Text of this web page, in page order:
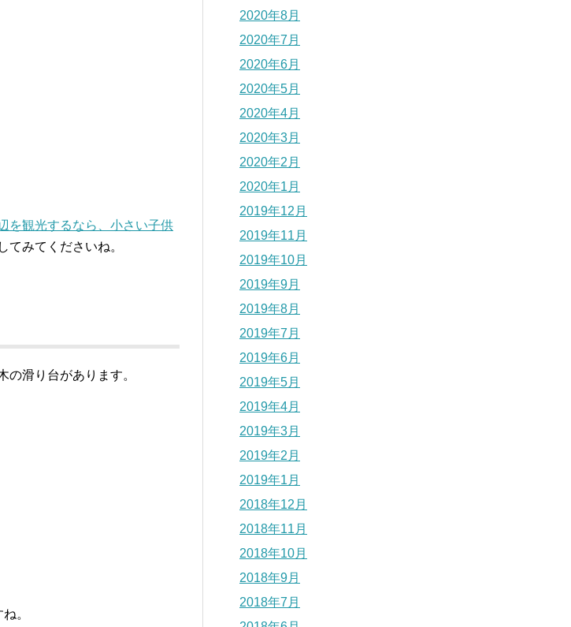
を観光するなら、小さい子供
てみてくださいね。
滑り台があります。
。
2020年8月
2020年7月
2020年6月
2020年5月
2020年4月
2020年3月
2020年2月
2020年1月
2019年12月
2019年11月
2019年10月
2019年9月
2019年8月
2019年7月
2019年6月
2019年5月
2019年4月
2019年3月
2019年2月
2019年1月
2018年12月
2018年11月
2018年10月
2018年9月
2018年7月